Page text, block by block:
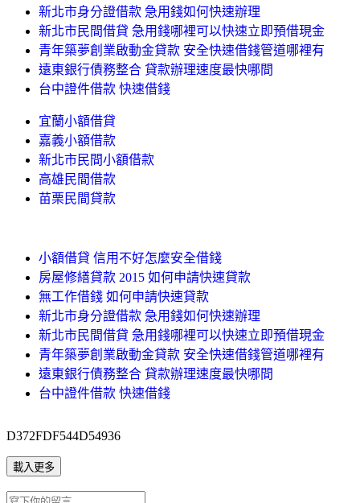
新北市身分證借款 急用錢如何快速辦理
新北市民間借貸 急用錢哪裡可以快速立即預借現金
青年築夢創業啟動金貸款 安全快速借錢管道哪裡有
遠東銀行債務整合 貸款辦理速度最快哪間
台中證件借款 快速借錢
宜蘭小額借貸
嘉義小額借款
新北市民間小額借款
高雄民間借款
苗栗民間貸款
小額借貸 信用不好怎麼安全借錢
房屋修繕貸款 2015 如何申請快速貸款
無工作借錢 如何申請快速貸款
新北市身分證借款 急用錢如何快速辦理
新北市民間借貸 急用錢哪裡可以快速立即預借現金
青年築夢創業啟動金貸款 安全快速借錢管道哪裡有
遠東銀行債務整合 貸款辦理速度最快哪間
台中證件借款 快速借錢
D372FDF544D54936
載入更多